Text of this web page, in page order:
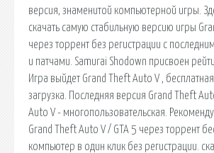
версия, знаменитой компьютерной игры.
скачать самую стабильную версию игры
через торрент без регистрации с
и патчами. Samurai Shodown присвоен
Игра выйдет Grand Theft Auto V ,
загрузка. Последняя версия Grand Theft
Auto V - многопользовательская.
Grand Theft Auto V / GTA 5 через торрент
компьютер в один клик без регистрации.